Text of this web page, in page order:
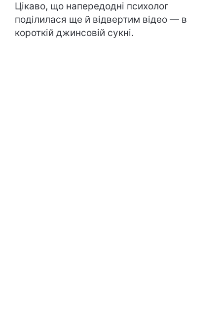
Цікаво, що напередодні психолог
поділилася ще й відвертим відео — в
короткій джинсовій сукні.